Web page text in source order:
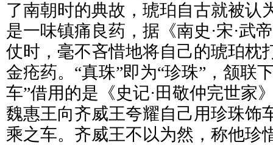
了南朝时的典故，琥珀自古就被认
是一味镇痛良药，据《南史·宋·武
仗时，毫不吝惜地将自己的琥珀枕
金疮药。“真珠”即为“珍珠”，颔联
车”借用的是《史记·田敬仲完世家
魏惠王向齐威王夸耀自己用珍珠饰
乘之车。齐威王不以为然，称他珍